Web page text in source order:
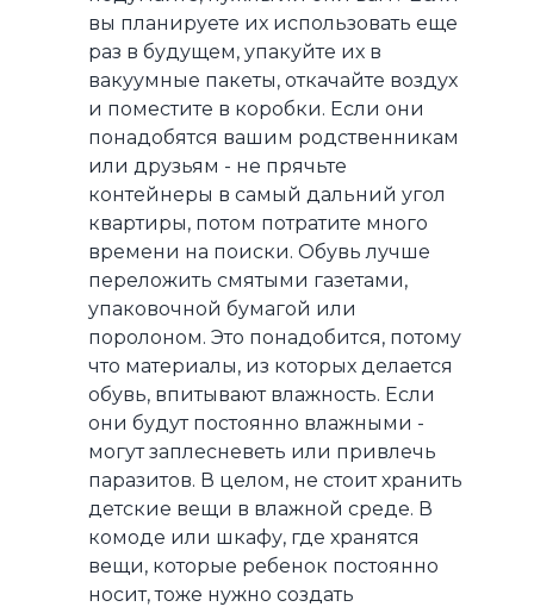
вы планируете их использовать еще
раз в будущем, упакуйте их в
вакуумные пакеты, откачайте воздух
и поместите в коробки. Если они
понадобятся вашим родственникам
или друзьям - не прячьте
контейнеры в самый дальний угол
квартиры, потом потратите много
времени на поиски. Обувь лучше
переложить смятыми газетами,
упаковочной бумагой или
поролоном. Это понадобится, потому
что материалы, из которых делается
обувь, впитывают влажность. Если
они будут постоянно влажными -
могут заплесневеть или привлечь
паразитов. В целом, не стоит хранить
детские вещи в влажной среде. В
комоде или шкафу, где хранятся
вещи, которые ребенок постоянно
носит, тоже нужно создать